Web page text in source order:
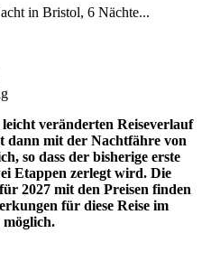
in Bristol, 6 Nächte...
veränderten Reiseverlauf
dann mit der Nachtfähre von
so dass der bisherige erste
Etappen zerlegt wird. Die
2027 mit den Preisen finden
für diese Reise im
möglich.